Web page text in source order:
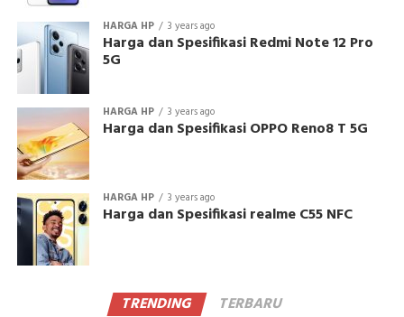
HARGA HP 3 years ago
Harga dan Spesifikasi Redmi Note 12 Pro
5G
HARGA HP 3 years ago
Harga dan Spesifikasi OPPO Reno8 T 5G
HARGA HP 3 years ago
Harga dan Spesifikasi realme C55 NFC
TRENDING TERBARU